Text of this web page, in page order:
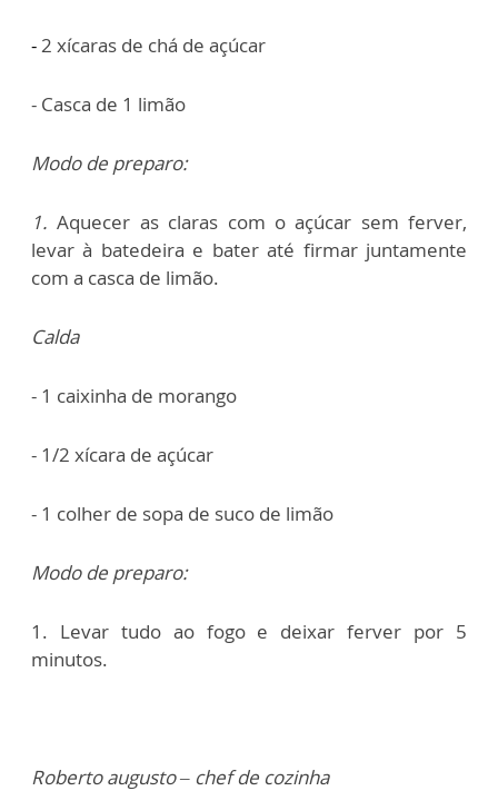
-2 xícaras de chá de açúcar
- Casca de 1 limão
Modo de preparo:
1.Aquecer as claras com o açúcar sem ferver,
levar à batedeira e bater até firmar juntamente
com a casca de limão.
Calda
- 1 caixinha de morango
- 1/2 xícara de açúcar
- 1 colher de sopa de suco de limão
Modo de preparo:
1. Levar tudo ao fogo e deixar ferver por 5
minutos.
Roberto augusto – chef de cozinha